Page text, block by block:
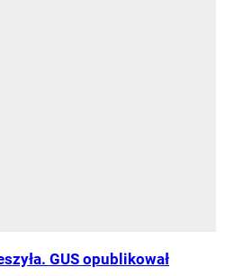
GUS opublikował